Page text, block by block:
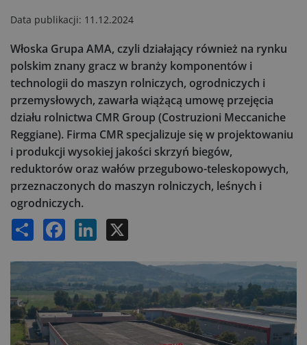
Data publikacji: 11.12.2024
Włoska Grupa AMA, czyli działający również na rynku
polskim znany gracz w branży komponentów i
technologii do maszyn rolniczych, ogrodniczych i
przemysłowych, zawarła wiążącą umowę przejęcia
działu rolnictwa CMR Group (Costruzioni Meccaniche
Reggiane). Firma CMR specjalizuje się w projektowaniu
i produkcji wysokiej jakości skrzyń biegów,
reduktorów oraz wałów przegubowo-teleskopowych,
przeznaczonych do maszyn rolniczych, leśnych i
ogrodniczych.
Share Facebook LinkedIn